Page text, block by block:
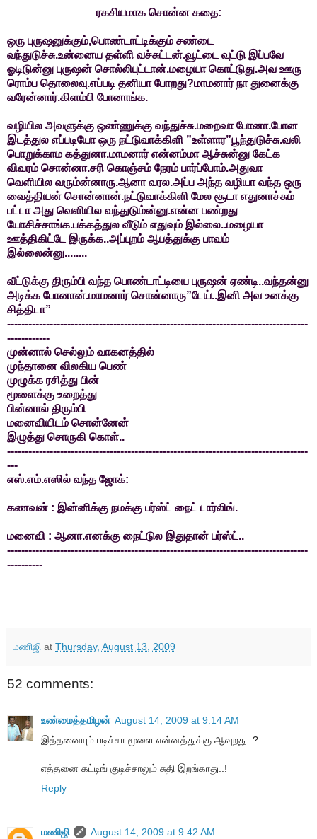
ரகசியமாக சொன்ன கதை:
ஒரு புருஷனுக்கும்,பொண்டாட்டிக்கும் சண்டை
வந்துடுச்சு.உன்னைய தள்ளி வச்சுட்டன்.வூட்டை வுட்டு இப்பவே
ஓடிடுன்னு புருஷன் சொல்லிபுட்டான்.மழையா கொட்டுது.அவ ஊரு
ரொம்ப தொலைவு.எப்படி தனியா போறது?மாமனார் நா துனைக்கு
வரேன்னார்.கிளம்பி போனாங்க.
வழியில அவளுக்கு ஒண்ணுக்கு வந்துச்சு.மறைவா போனா.போன
இடத்துல எப்படியோ ஒரு நட்டுவாக்கிளி ”உள்ளார”பூந்துடுச்சு.வலி
பொறுக்காம கத்துனா.மாமனார் என்னம்மா ஆச்சுன்னு கேட்க
விவரம் சொன்னா.சரி கொஞ்சம் நேரம் பார்ப்போம்.அதுவா
வெளியில வரும்ன்னாரு.ஆனா வரல.அப்ப அந்த வழியா வந்த ஒரு
வைத்தியன் சொன்னான்.நட்டுவாக்கிளி மேல சூடா எதுனாச்சும்
பட்டா அது வெளியில வந்துடும்ன்னு.என்ன பண்றது
யோசிச்சாங்க.பக்கத்துல வீடும் எதுவும் இல்லை..மழையா
ஊத்திகிட்டே இருக்க..அப்புறம் ஆபத்துக்கு பாவம்
இல்லைன்னு........
வீட்டுக்கு திரும்பி வந்த பொண்டாட்டியை புருஷன் ஏண்டி..வந்தன்னு
அடிக்க போனான்.மாமனார் சொன்னாரு”டேய்..இனி அவ உனக்கு
சித்திடா”
-------------------------------------------------------------------------------------
------------
முன்னால் செல்லும் வாகனத்தில்
முந்தானை விலகிய பெண்
முழுக்க ரசித்து பின்
மூளைக்கு உறைத்து
பின்னால் திரும்பி
மனைவியிடம் சொன்னேன்
இழுத்து சொருகி கொள்..
-------------------------------------------------------------------------------------
---
எஸ்.எம்.எஸில் வந்த ஜோக்:
கணவன் : இன்னிக்கு நமக்கு பர்ஸ்ட் நைட் டார்லிங்.
மனைவி : ஆனா.எனக்கு நைட்டுல இதுதான் பர்ஸ்ட்..
-------------------------------------------------------------------------------------
----------
மணிஜி at Thursday, August 13, 2009
52 comments:
உண்மைத்தமிழன் August 14, 2009 at 9:14 AM
இத்தனையும் படிச்சா மூளை என்னத்துக்கு ஆவுறது..?
எத்தனை கட்டிங் குடிச்சாலும் சுதி இறங்காது..!
Reply
மணிஜி
August 14, 2009 at 9:42 AM